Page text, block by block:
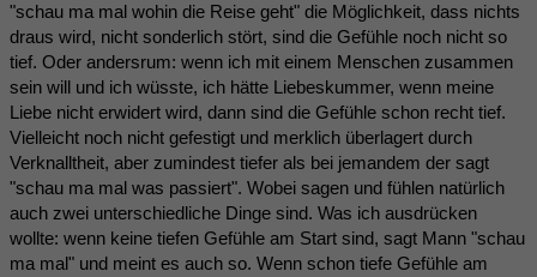
"schau ma mal wohin die Reise geht" die Möglichkeit, dass nichts
draus wird, nicht sonderlich stört, sind die Gefühle noch nicht so
tief. Oder andersrum: wenn ich mit einem Menschen zusammen
sein will und ich wüsste, ich hätte Liebeskummer, wenn meine
Liebe nicht erwidert wird, dann sind die Gefühle schon recht tief.
Vielleicht noch nicht gefestigt und merklich überlagert durch
Verknalltheit, aber zumindest tiefer als bei jemandem der sagt
"schau ma mal was passiert". Wobei sagen und fühlen natürlich
auch zwei unterschiedliche Dinge sind. Was ich ausdrücken
wollte: wenn keine tiefen Gefühle am Start sind, sagt Mann "schau
ma mal" und meint es auch so. Wenn schon tiefe Gefühle am